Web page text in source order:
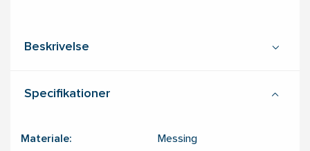
Beskrivelse
Specifikationer
Materiale: Messing